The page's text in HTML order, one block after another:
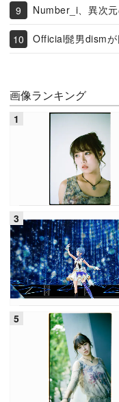
Number_i、異次
Official髭男dism
画像ランキング